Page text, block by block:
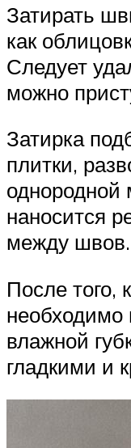
Затирать
как
Следует
можно
Затирка
плитки,
наносится
между швов.
После того,
необходимо
влажной
гладкими и